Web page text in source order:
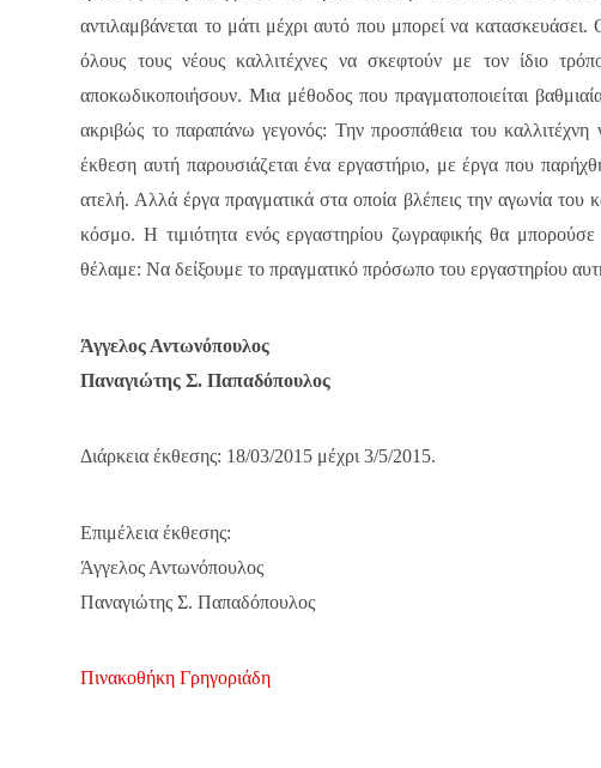
αντιλαμβάνεται το μάτι μέχρι αυτό που μπορεί να
όλους τους νέους καλλιτέχνες να σκεφτούν με τον ίδιο
αποκωδικοποιήσουν. Μια μέθοδος που πραγματοποιείται
ακριβώς το παραπάνω γεγονός: Την προσπάθεια του καλλιτέχνη
έκθεση αυτή παρουσιάζεται ένα εργαστήριο, με έργα που
ατελή. Αλλά έργα πραγματικά στα οποία βλέπεις την αγωνία του
κόσμο. Η τιμιότητα ενός εργαστηρίου ζωγραφικής θα
θέλαμε: Να δείξουμε το πραγματικό πρόσωπο του εργαστηρίου
Άγγελος Αντωνόπουλος
Παναγιώτης Σ. Παπαδόπουλος
Διάρκεια έκθεσης: 18/03/2015 μέχρι 3/5/2015.
Επιμέλεια έκθεσης:
Άγγελος Αντωνόπουλος
Παναγιώτης Σ. Παπαδόπουλος
Πινακοθήκη Γρηγοριάδη